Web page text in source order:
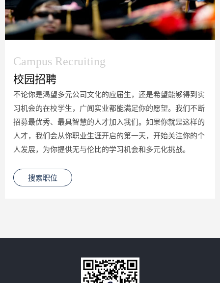
Campus Recruiting
校园招聘
不论你是渴望多元公司文化的应届生，还是希望能够得到实
习机会的在校学生，广闻实业都能满足你的愿望。我们不断
招募最优秀、最具智慧的人才加入我们。如果你就是这样的
人才，我们会从你职业生涯开启的第一天，开始关注你的个
人发展，为你提供无与伦比的学习机会和多元化挑战。
搜索职位